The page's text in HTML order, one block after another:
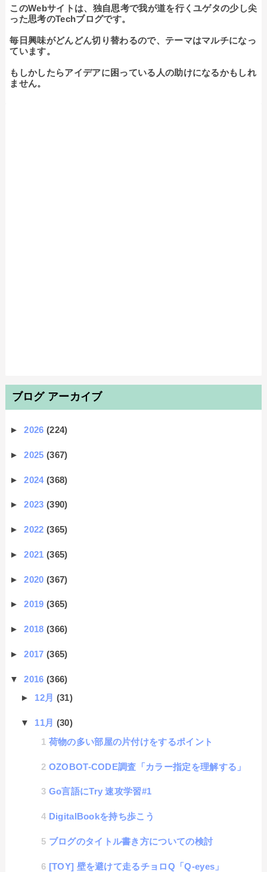
このWebサイトは、独自思考で我が道を行くユゲタの少し尖
った思考のTechブログです。
毎日興味がどんどん切り替わるので、テーマはマルチになっ
ています。
もしかしたらアイデアに困っている人の助けになるかもしれ
ません。
ブログ アーカイブ
►2026(224)
►2025(367)
►2024(368)
►2023(390)
►2022(365)
►2021(365)
►2020(367)
►2019(365)
►2018(366)
►2017(365)
▼2016(366)
► 12月 (31)
▼ 11月 (30)
荷物の多い部屋の片付けをするポイント
OZOBOT-CODE調査「カラー指定を理解する」
Go言語にTry 速攻学習#1
DigitalBookを持ち歩こう
ブログのタイトル書き方についての検討
[TOY] 壁を避けて走るチョロQ「Q-eyes」